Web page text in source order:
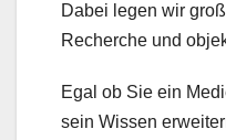
Dabei legen wir
Recherche und
Egal ob Sie ein
sein Wissen